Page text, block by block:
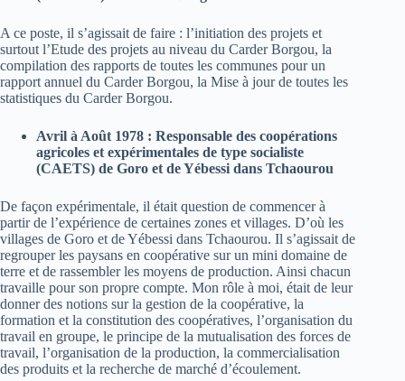
A ce poste, il s’agissait de faire : l’initiation des projets et
surtout l’Etude des projets au niveau du Carder Borgou, la
compilation des rapports de toutes les communes pour un
rapport annuel du Carder Borgou, la Mise à jour de toutes les
statistiques du Carder Borgou.
Avril à Août 1978 : Responsable des coopérations
agricoles et expérimentales de type socialiste
(CAETS) de Goro et de Yébessi dans Tchaourou
De façon expérimentale, il était question de commencer à
partir de l’expérience de certaines zones et villages. D’où les
villages de Goro et de Yébessi dans Tchaourou. Il s’agissait de
regrouper les paysans en coopérative sur un mini domaine de
terre et de rassembler les moyens de production. Ainsi chacun
travaille pour son propre compte. Mon rôle à moi, était de leur
donner des notions sur la gestion de la coopérative, la
formation et la constitution des coopératives, l’organisation du
travail en groupe, le principe de la mutualisation des forces de
travail, l’organisation de la production, la commercialisation
des produits et la recherche de marché d’écoulement.